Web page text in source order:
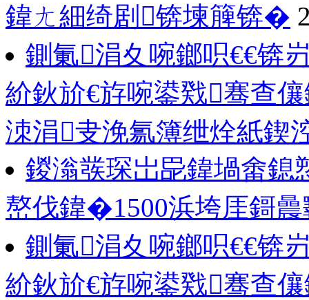
鍏ㄤ細绮剧锛堜簲锛�
鍘氭涓夊啘鎯呮€€锛
紒鈥斺€斿啘鍙戣骞查
洓涓叏浼氱簿绁烇紙鍥
鍐滃彂琛岀巼鍏堝畬鎴
嶅伐鍏�1500浜垮厓鎶曟
鍘氭涓夊啘鎯呮€€锛
紒鈥斺€斿啘鍙戣骞查